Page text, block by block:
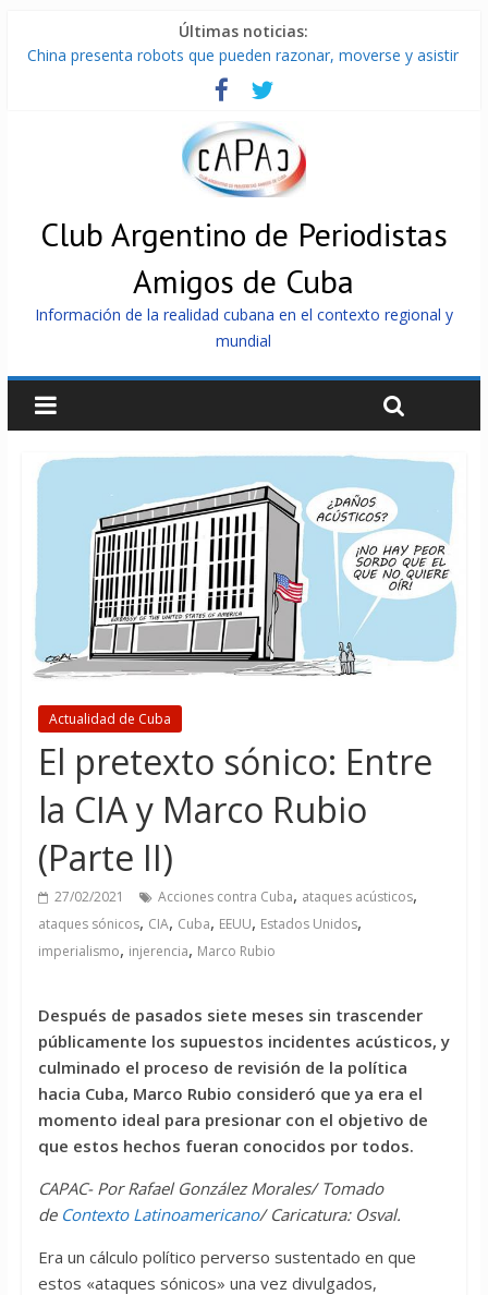
Últimas noticias:
China presenta robots que pueden razonar, moverse y asistir
Nuevas sanciones de EEUU contra Cuba apuntan a la
cooperación militar con Rusia y China
Brutal represión contra los que marchan para que no se
Distribuyen en Cuba Equipos fotovoltaicos recibidos desde
Argentina
Milei firmó memorándum con EE.UU sin informarlo
Club Argentino de Periodistas
Amigos de Cuba
Información de la realidad cubana en el contexto regional y
mundial
Actualidad de Cuba
El pretexto sónico: Entre
la CIA y Marco Rubio
(Parte II)
27/02/2021 Acciones contra Cuba, ataques acústicos,
ataques sónicos, CIA, Cuba, EEUU, Estados Unidos,
imperialismo, injerencia, Marco Rubio
Después de pasados siete meses sin trascender
públicamente los supuestos incidentes acústicos, y
culminado el proceso de revisión de la política
hacia Cuba, Marco Rubio consideró que ya era el
momento ideal para presionar con el objetivo de
que estos hechos fueran conocidos por todos.
CAPAC- Por Rafael González Morales/ Tomado
de Contexto Latinoamericano/ Caricatura: Osval.
Era un cálculo político perverso sustentado en que
estos «ataques sónicos» una vez divulgados,